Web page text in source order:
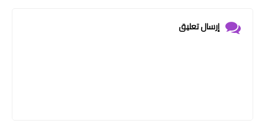
إرسال تعليق